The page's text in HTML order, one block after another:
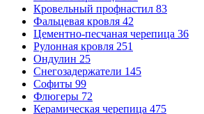
Кровельный профнастил 83
Фальцевая кровля 42
Цементно-песчаная черепица 36
Рулонная кровля 251
Ондулин 25
Снегозадержатели 145
Софиты 99
Флюгеры 72
Керамическая черепица 475